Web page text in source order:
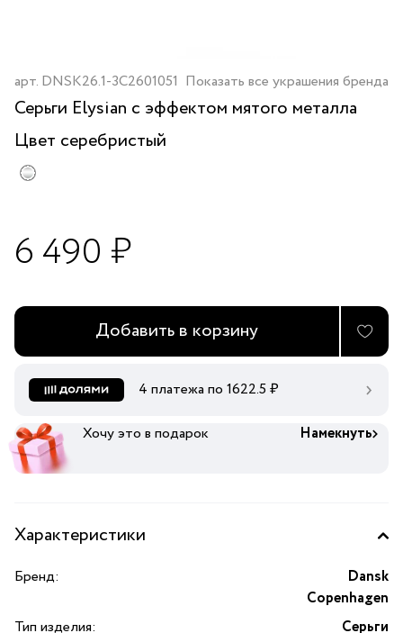
арт. DNSK26.1-3C2601051 Показать все украшения бренда
Серьги Elysian с эффектом мятого металла
Цвет серебристый
6 490 ₽
Добавить в корзину
4 платежа по 1622.5 ₽
Хочу это в подарок Намекнуть
Характеристики
Бренд:
Dansk
Copenhagen
Тип изделия:
Серьги